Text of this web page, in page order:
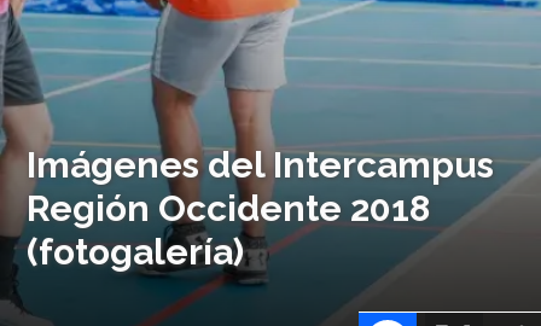
Imágenes del Intercampus
Región Occidente 2018
(fotogalería)
X
Facebook